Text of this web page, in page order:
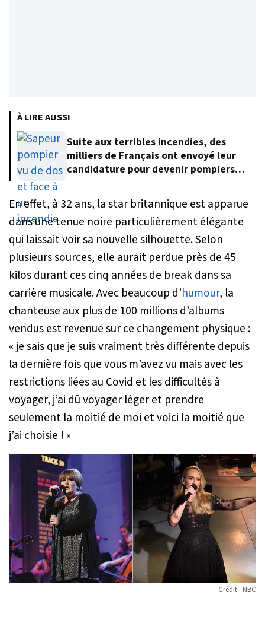
À LIRE AUSSI
Suite aux terribles incendies, des
milliers de Français ont envoyé leur
candidature pour devenir pompiers
En effet, à 32 ans, la star britannique est apparue
dans une tenue noire particulièrement élégante
qui laissait voir sa nouvelle silhouette. Selon
plusieurs sources, elle aurait perdue près de 45
kilos durant ces cinq années de break dans sa
carrière musicale. Avec beaucoup d’humour, la
chanteuse aux plus de 100 millions d’albums
vendus est revenue sur ce changement physique :
« je sais que je suis vraiment très différente depuis
la dernière fois que vous m’avez vu mais avec les
restrictions liées au Covid et les difficultés à
voyager, j’ai dû voyager léger et prendre
seulement la moitié de moi et voici la moitié que
j’ai choisie ! »
Crédit : NBC